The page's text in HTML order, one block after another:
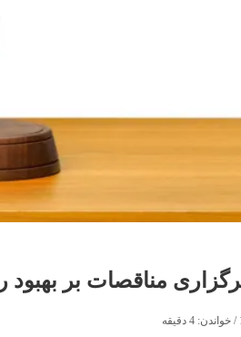
برگزاری مناقصات بر
/ خواندن: 4 دقیقه